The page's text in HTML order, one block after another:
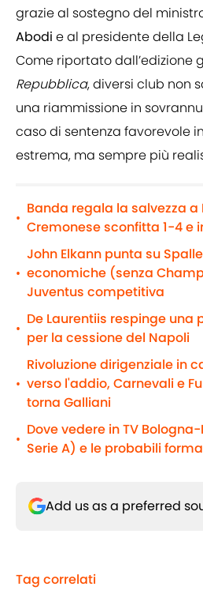
grazie al sostegno del
Abodi e al presidente della
Come riportato dall’edizione
Repubblica, diversi club non
una riammissione in
caso di sentenza favorevole
estrema, ma sempre più
•
Banda regala la salvezza a
Cremonese sconfitta 1-4 e
•
John Elkann punta su
economiche (senza
Juventus competitiva
•
De Laurentiis respinge una
per la cessione del Napoli
•
Rivoluzione dirigenziale in
verso l'addio, Carnevali e
torna Galliani
•
Dove vedere in TV
Serie A) e le probabili
Add us as a preferred
Tag correlati